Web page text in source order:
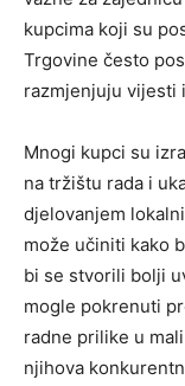
kupcima koji su
Trgovine često
razmjenjuju vijesti
Mnogi kupci su
na tržištu rada i
djelovanjem
može učiniti kako
bi se stvorili bolji
mogle pokrenuti
radne prilike u
njihova